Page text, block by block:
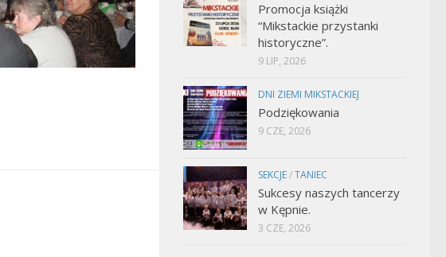
Promocja książki
“Mikstackie przystanki
historyczne”.
9 LIP, 2026
DNI ZIEMI MIKSTACKIEJ
Podziękowania
9 CZE, 2026
SEKCJE/TANIEC
Sukcesy naszych tancerzy
w Kępnie.
3 CZE, 2026